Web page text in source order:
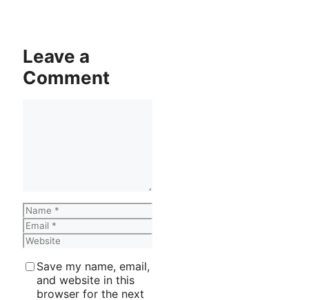
Leave a
Comment
Name
Email
Website
Save my name, email,
and website in this
browser for the next